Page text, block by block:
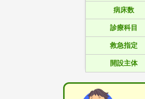
病床数
診療科目
救急指定
開設主体